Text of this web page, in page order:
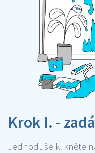
Krok I. -
Jednoduše klikněte